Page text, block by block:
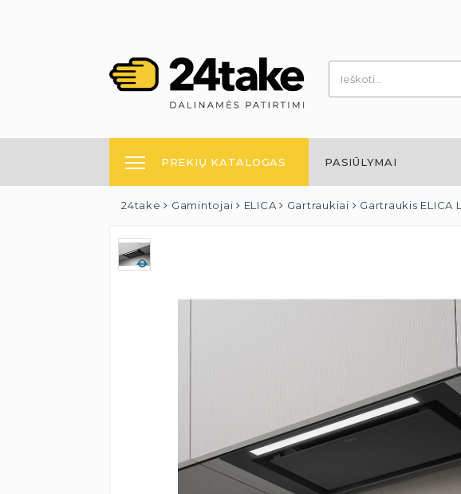
PREKIŲ KATALOGAS PASIŪLYMAI
24take Gamintojai ELICA Gartraukiai Gartraukis ELICA